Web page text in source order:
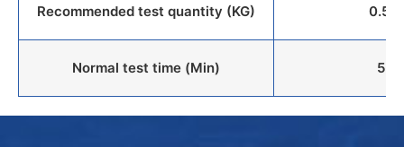
Recommended test quantity (KG) 0.5
Normal test time (Min) 5